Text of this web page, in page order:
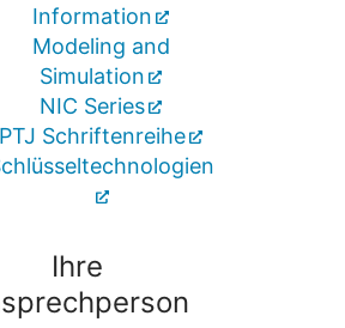
Information
Modeling and
Simulation
NIC Series
PTJ Schriftenreihe
Ihre